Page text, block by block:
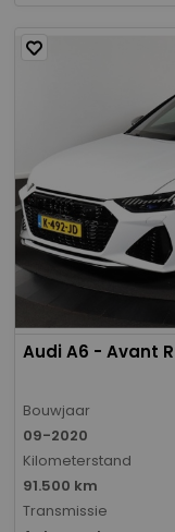
Audi A6 - Avant
Bouwjaar
09-2020
Kilometerstand
91.500 km
Transmissie